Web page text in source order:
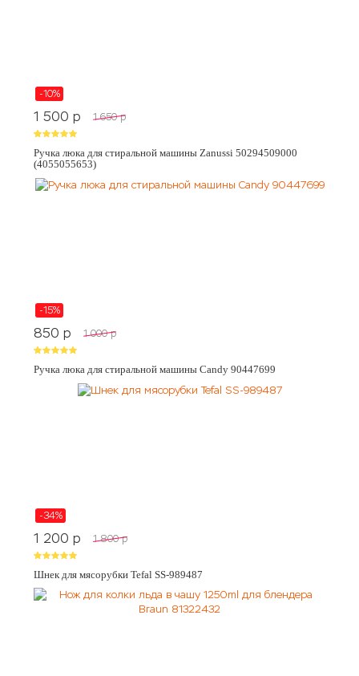
-10%
1 500 p 1 650 p
Ручка люка для стиральной машины Zanussi 50294509000
(4055055653)
-15%
850 p 1 000 p
Ручка люка для стиральной машины Candy 90447699
-34%
1 200 p 1 800 p
Шнек для мясорубки Tefal SS-989487